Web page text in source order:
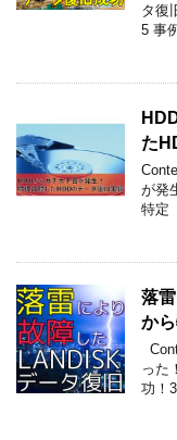
タ復
5 事
た
が発
特定
落
か
った
功！